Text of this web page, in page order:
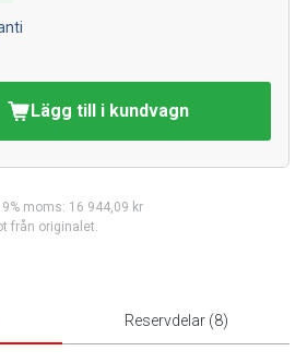
Lägg till i kundvagn
moms: 16 944,09 kr
från originalet.
Reservdelar(8)